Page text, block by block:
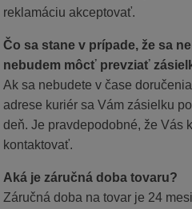
reklamáciu akceptovať.
Čo sa stane v prípade, že sa
nebudem môcť prevziať
Ak sa nebudete v čase
adrese kuriér sa Vám zásielku
deň. Je pravdepodobné, že Vás
kontaktovať.
Aká je záručná doba tovaru?
Záručná doba na tovar je 24